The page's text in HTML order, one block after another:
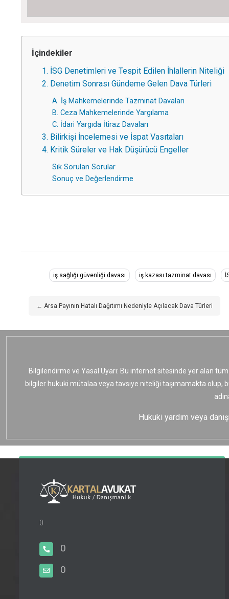
İçindekiler
1. İSG Denetimleri ve Tespit Edilen İhlallerin Niteliği
2. Denetim Sonrası Gündeme Gelen Dava Türleri
A. İş Mahkemelerinde Tazminat Davaları
B. Ceza Mahkemelerinde Yargılama
C. İdari Yargıda İtiraz Davaları
3. Bilirkişi İncelemesi ve İspat Vasıtaları
4. Kritik Süreler ve Hak Düşürücü Engeller
Sık Sorulan Sorular
Sonuç ve Değerlendirme
iş sağlığı güvenliği davası iş kazası tazminat davası
← Arsa Payının Hatalı Dağıtımı Nedeniyle Açılacak Dava Türleri
Bilgilendirme ve Yasal Uyarı: Bu internet sitesinde yer alan
bilgiler hukuki mütalaa veya tavsiye niteliği taşımamakta olup,
Hukuki yardım veya
0
0
0